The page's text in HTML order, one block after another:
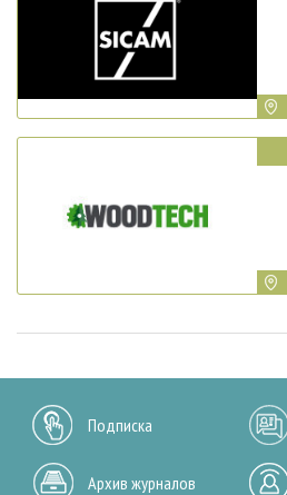
Подписка
Архив журналов